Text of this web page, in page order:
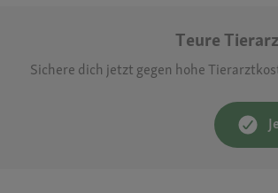
Teure
Sichere dich jetzt gegen hohe